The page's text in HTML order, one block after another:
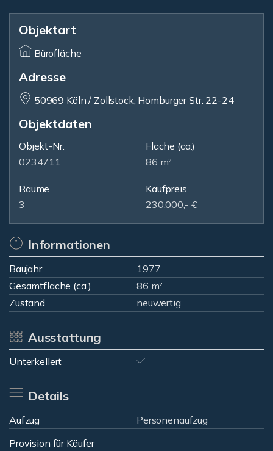
Objektart
Bürofläche
Adresse
50969 Köln / Zollstock, Homburger Str. 22-24
Objektdaten
Objekt-Nr.
0234711
Fläche (ca.)
86 m²
Räume
3
Kaufpreis
230.000,- €
Informationen
Baujahr
1977
Gesamtfläche (ca.)
86 m²
Zustand
neuwertig
Ausstattung
Unterkellert
Details
Aufzug
Personenaufzug
Provision für Käufer